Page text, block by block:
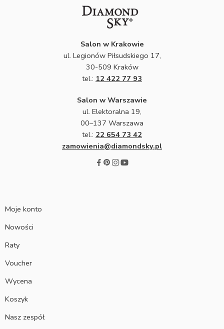
Salon w Krakowie
ul. Legionów Piłsudskiego 17,
30-509 Kraków
tel.: 12 422 77 93
Salon w Warszawie
ul. Elektoralna 19,
00–137 Warszawa
tel.: 22 654 73 42
zamowienia@diamondsky.pl
Moje konto
Nowości
Raty
Voucher
Wycena
Koszyk
Nasz zespół